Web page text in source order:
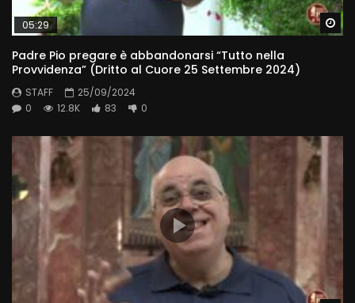
05:29
Padre Pio pregare è abbandonarsi “Tutto nella
Provvidenza” (Dritto al Cuore 25 Settembre 2024)
STAFF
25/09/2024
0
12.8K 83 0